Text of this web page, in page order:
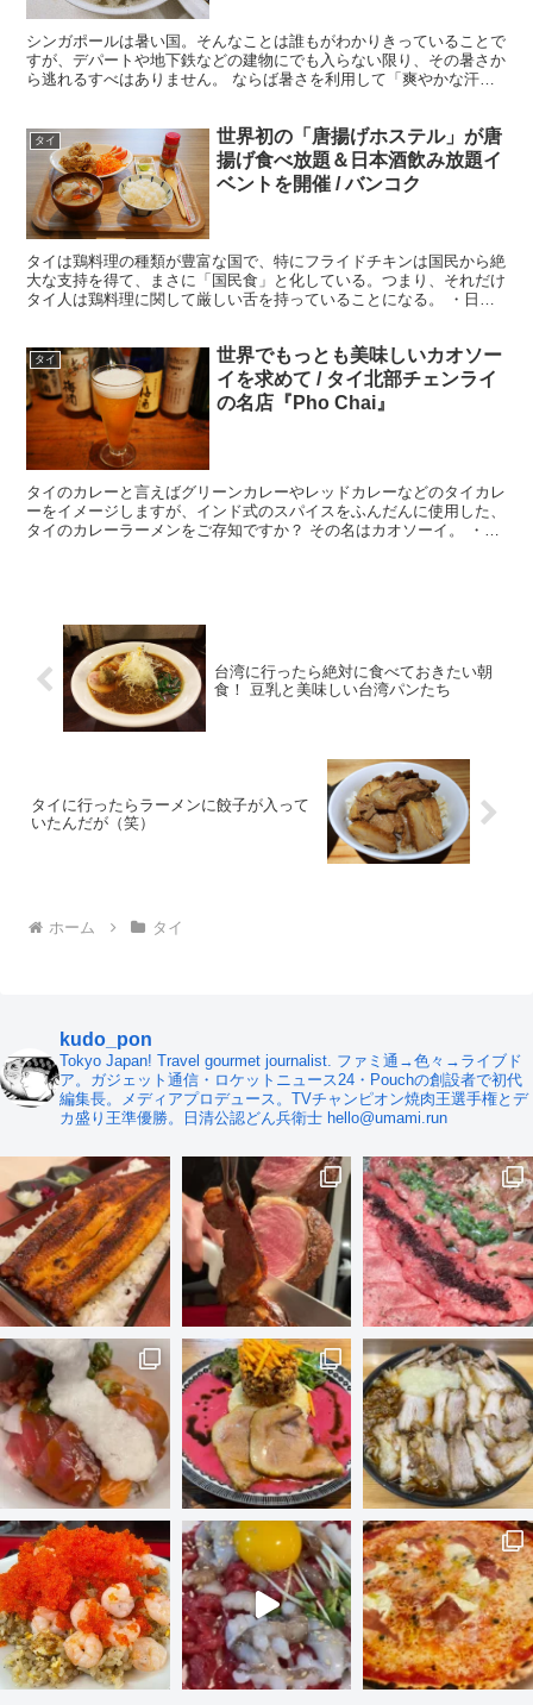
シンガポールは暑い国。そんなことは誰もがわかりきっていることで
すが、デパートや地下鉄などの建物にでも入らない限り、その暑さか
ら逃れるすべはありません。 ならば暑さを利用して「爽やかな汗を
タイ
世界初の「唐揚げホステル」が唐
揚げ食べ放題＆日本酒飲み放題イ
ベントを開催 / バンコク
タイは鶏料理の種類が豊富な国で、特にフライドチキンは国民から絶
大な支持を得て、まさに「国民食」と化している。つまり、それだけ
タイ人は鶏料理に関して厳しい舌を持っていることになる。 ・日本
タイ
世界でもっとも美味しいカオソー
イを求めて / タイ北部チェンライ
の名店『Pho Chai』
タイのカレーと言えばグリーンカレーやレッドカレーなどのタイカレ
ーをイメージしますが、インド式のスパイスをふんだんに使用した、
タイのカレーラーメンをご存知ですか？ その名はカオソーイ。 ・イ
台湾に行ったら絶対に食べておきたい朝
食！ 豆乳と美味しい台湾パンたち
タイに行ったらラーメンに餃子が入って
いたんだが（笑）
ホーム タイ
kudo_pon
Tokyo Japan! Travel gourmet journalist. ファミ通→色々→ライブド
ア。ガジェット通信・ロケットニュース24・Pouchの創設者で初代
編集長。メディアプロデュース。TVチャンピオン焼肉王選手権とデ
カ盛り王準優勝。日清公認どん兵衛士 hello@umami.run